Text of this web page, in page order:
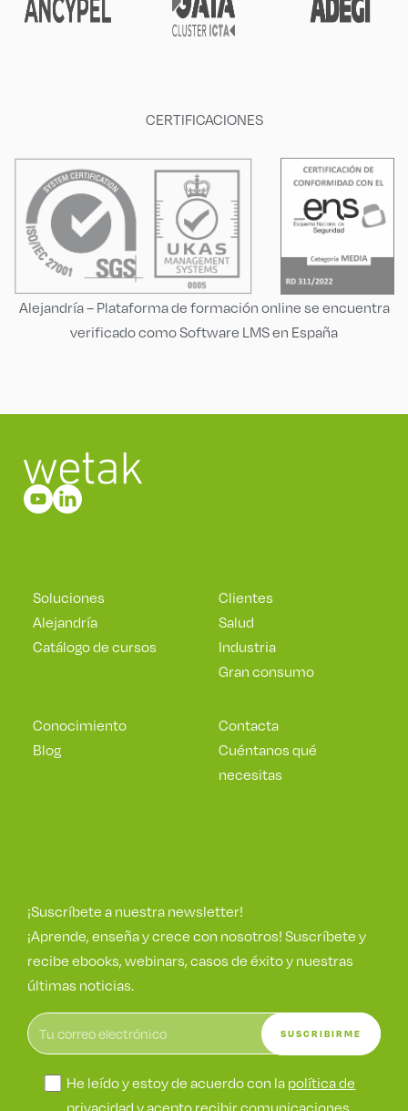
CERTIFICACIONES
Alejandría – Plataforma de formación online se encuentra
verificado como Software LMS en España
Soluciones
Alejandría
Catálogo de cursos
Clientes
Salud
Industria
Gran consumo
Conocimiento
Blog
Contacta
Cuéntanos qué
necesitas
¡Suscríbete a nuestra newsletter!
¡Aprende, enseña y crece con nosotros! Suscríbete y
recibe ebooks, webinars, casos de éxito y nuestras
últimas noticias.
He leído y estoy de acuerdo con lapolítica de
privacidady acepto recibir comunicaciones